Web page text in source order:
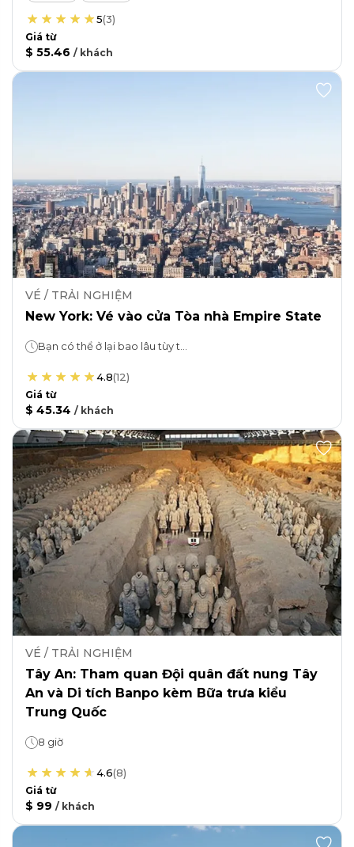
5(3)
Giá từ
$ 55.46 / khách
VÉ / TRẢI NGHIỆM
New York: Vé vào cửa Tòa nhà Empire State
4.8(12)
Giá từ
$ 45.34 / khách
VÉ / TRẢI NGHIỆM
Tây An: Tham quan Đội quân đất nung Tây
An và Di tích Banpo kèm Bữa trưa kiểu
Trung Quốc
8 giờ
4.6(8)
Giá từ
$ 99 / khách